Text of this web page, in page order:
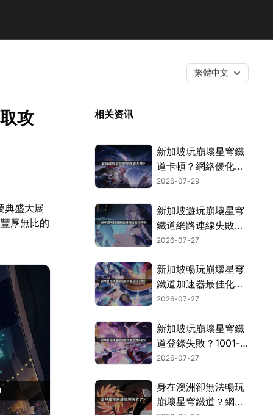
繁體中文
攻
典盛大展
厚無比的
相关资讯
新加坡玩崩壞星穹鐵
道卡頓？網絡優化解
決指南！
2026-07-29
新加坡遊玩崩壞星穹
鐵道網路連線失敗：
原因分析與解決方
2026-07-27
新加坡暢玩崩壞星穹
鐵道加速器最佳化方
案徹底解析！
2026-07-27
新加坡玩崩壞星穹鐵
道登錄失敗？1001-1
錯誤解決指南！
2026-07-27
身在澳洲卻無法暢玩
崩壞星穹鐵道？網路